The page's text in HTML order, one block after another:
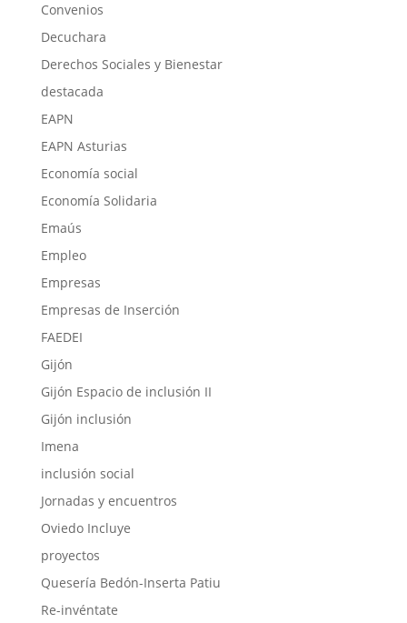
Convenios
Decuchara
Derechos Sociales y Bienestar
destacada
EAPN
EAPN Asturias
Economía social
Economía Solidaria
Emaús
Empleo
Empresas
Empresas de Inserción
FAEDEI
Gijón
Gijón Espacio de inclusión II
Gijón inclusión
Imena
inclusión social
Jornadas y encuentros
Oviedo Incluye
proyectos
Quesería Bedón-Inserta Patiu
Re-invéntate